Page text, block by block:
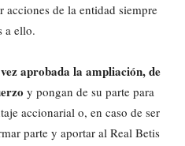
de la entidad siempre
a ello.
aprobada la ampliación, de
y pongan de su parte para
accionarial o, en caso de ser
parte y aportar al Real Betis